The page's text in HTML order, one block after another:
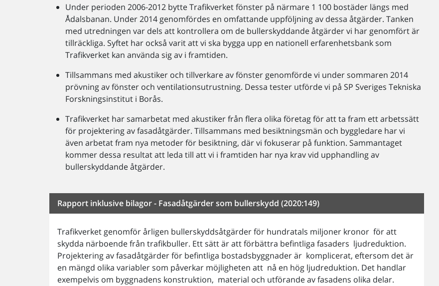
Under perioden 2006-2012 bytte Trafikverket fönster på närmare 1 100 bostäder längs med
Ådalsbanan. Under 2014 genomfördes en omfattande uppföljning av dessa åtgärder. Tanken
med utredningen var dels att kontrollera om de bullerskyddande åtgärder vi har genomfört är
tillräckliga. Syftet har också varit att vi ska bygga upp en nationell erfarenhetsbank som
Trafikverket kan använda sig av i framtiden.
Tillsammans med akustiker och tillverkare av fönster genomförde vi under sommaren 2014
prövning av fönster och ventilationsutrustning. Dessa tester utförde vi på SP Sveriges Tekniska
Forskningsinstitut i Borås.
Trafikverket har samarbetat med akustiker från flera olika företag för att ta fram ett arbetssätt
för projektering av fasadåtgärder. Tillsammans med besiktningsmän och byggledare har vi
även arbetat fram nya metoder för besiktning, där vi fokuserar på funktion. Sammantaget
kommer dessa resultat att leda till att vi i framtiden har nya krav vid upphandling av
bullerskyddande åtgärder.
Rapport inklusive bilagor - Fasadåtgärder som bullerskydd (2020:149)
Trafikverket genomför årligen bullerskyddsåtgärder för hundratals miljoner kronor för att
skydda närboende från trafikbuller. Ett sätt är att förbättra befintliga fasaders ljudreduktion.
Projektering av fasadåtgärder för befintliga bostadsbyggnader är komplicerat, eftersom det är
en mängd olika variabler som påverkar möjligheten att nå en hög ljudreduktion. Det handlar
exempelvis om byggnadens konstruktion, material och utförande av fasadens olika delar.